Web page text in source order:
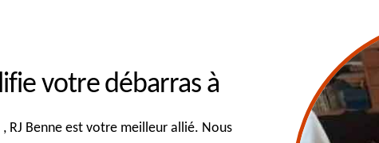
votre débarras à
RJ Benne est votre meilleur allié. Nous